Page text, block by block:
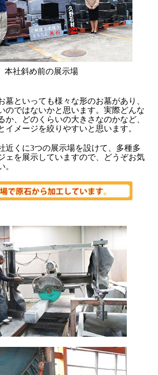
観光
本社斜め前の展示場
墓といっても様々な形のお墓があり、
のではないかと思います。実際どんな
か、どのくらいの大きさなのかなど、
イメージを絞りやすいと 思います。
近くに3つの展示場を設けて、 多種多
ェを展示していますので、どうぞお気
。